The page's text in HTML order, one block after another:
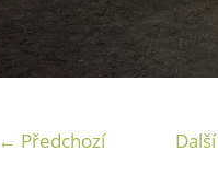
← Předchozí